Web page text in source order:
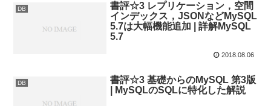
DB
書評☆3 レプリケーション，空間
インデックス，JSONなどMySQL
5.7は大幅機能追加 | 詳解MySQL
5.7
2018.08.06
DB
書評☆3 基礎からのMySQL 第3版
| MySQLのSQLに特化した解説